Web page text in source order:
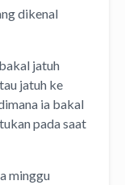
dikenal
bakal jatuh
jatuh ke
ia bakal
pada saat
minggu